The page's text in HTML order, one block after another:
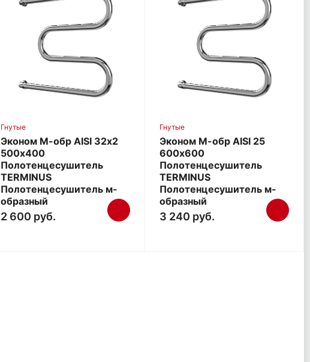
Гнутые
Эконом М-обр AISI 32х2
500х400
Полотенцесушитель
TERMINUS
Полотенцесушитель м-
образный
2 600 руб.
Гнутые
Эконом М-обр AISI 25
600х600
Полотенцесушитель
TERMINUS
Полотенцесушитель м-
образный
3 240 руб.